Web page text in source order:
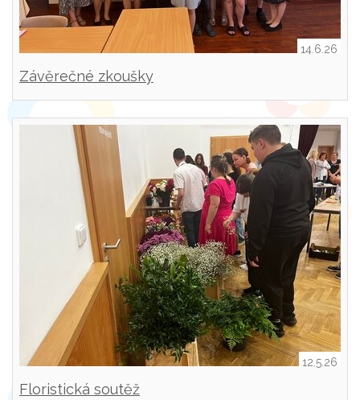
14.6.26
Závěrečné zkoušky
12.5.26
Floristická soutěž